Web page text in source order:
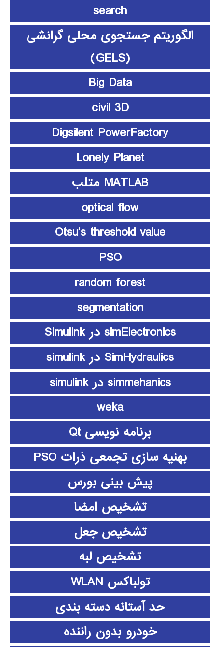
search
الگوریتم جستجوی محلی گرانشی
(GELS)
Big Data
civil 3D
Digsilent PowerFactory
Lonely Planet
MATLAB متلب
optical flow
Otsu’s threshold value
PSO
random forest
segmentation
simElectronics در Simulink
SimHydraulics در simulink
simmehanics در simulink
weka
برنامه نویسی Qt
بهنیه سازی تجمعی ذرات PSO
پیش بینی بورس
تشخیص امضا
تشخیص جعل
تشخیص لبه
تولباکس WLAN
حد آستانه دسته بندی
خودرو بدون راننده